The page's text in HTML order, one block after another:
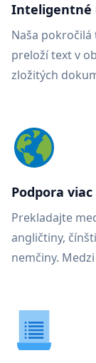
Inteligentné
Naša pokročilá
preloží text v
zložitých
Podpora
Prekladajte
angličtiny,
nemčiny.